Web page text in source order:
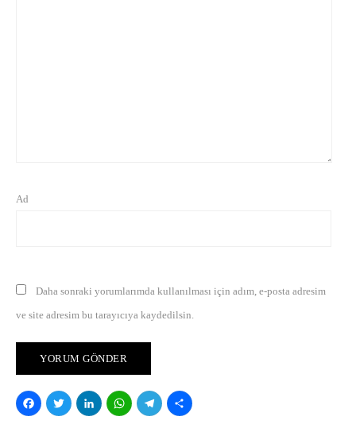
Ad
Daha sonraki yorumlarımda kullanılması için adım, e-posta adresim
ve site adresim bu tarayıcıya kaydedilsin.
Facebook
Twitter
LinkedIn
WhatsApp
Telegram